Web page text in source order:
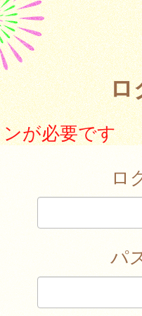
ロ
が必要です
ロ
パ